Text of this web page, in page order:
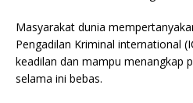
Masyarakat dunia
Pengadilan Kriminal international
keadilan dan mampu menangkap
selama ini bebas.